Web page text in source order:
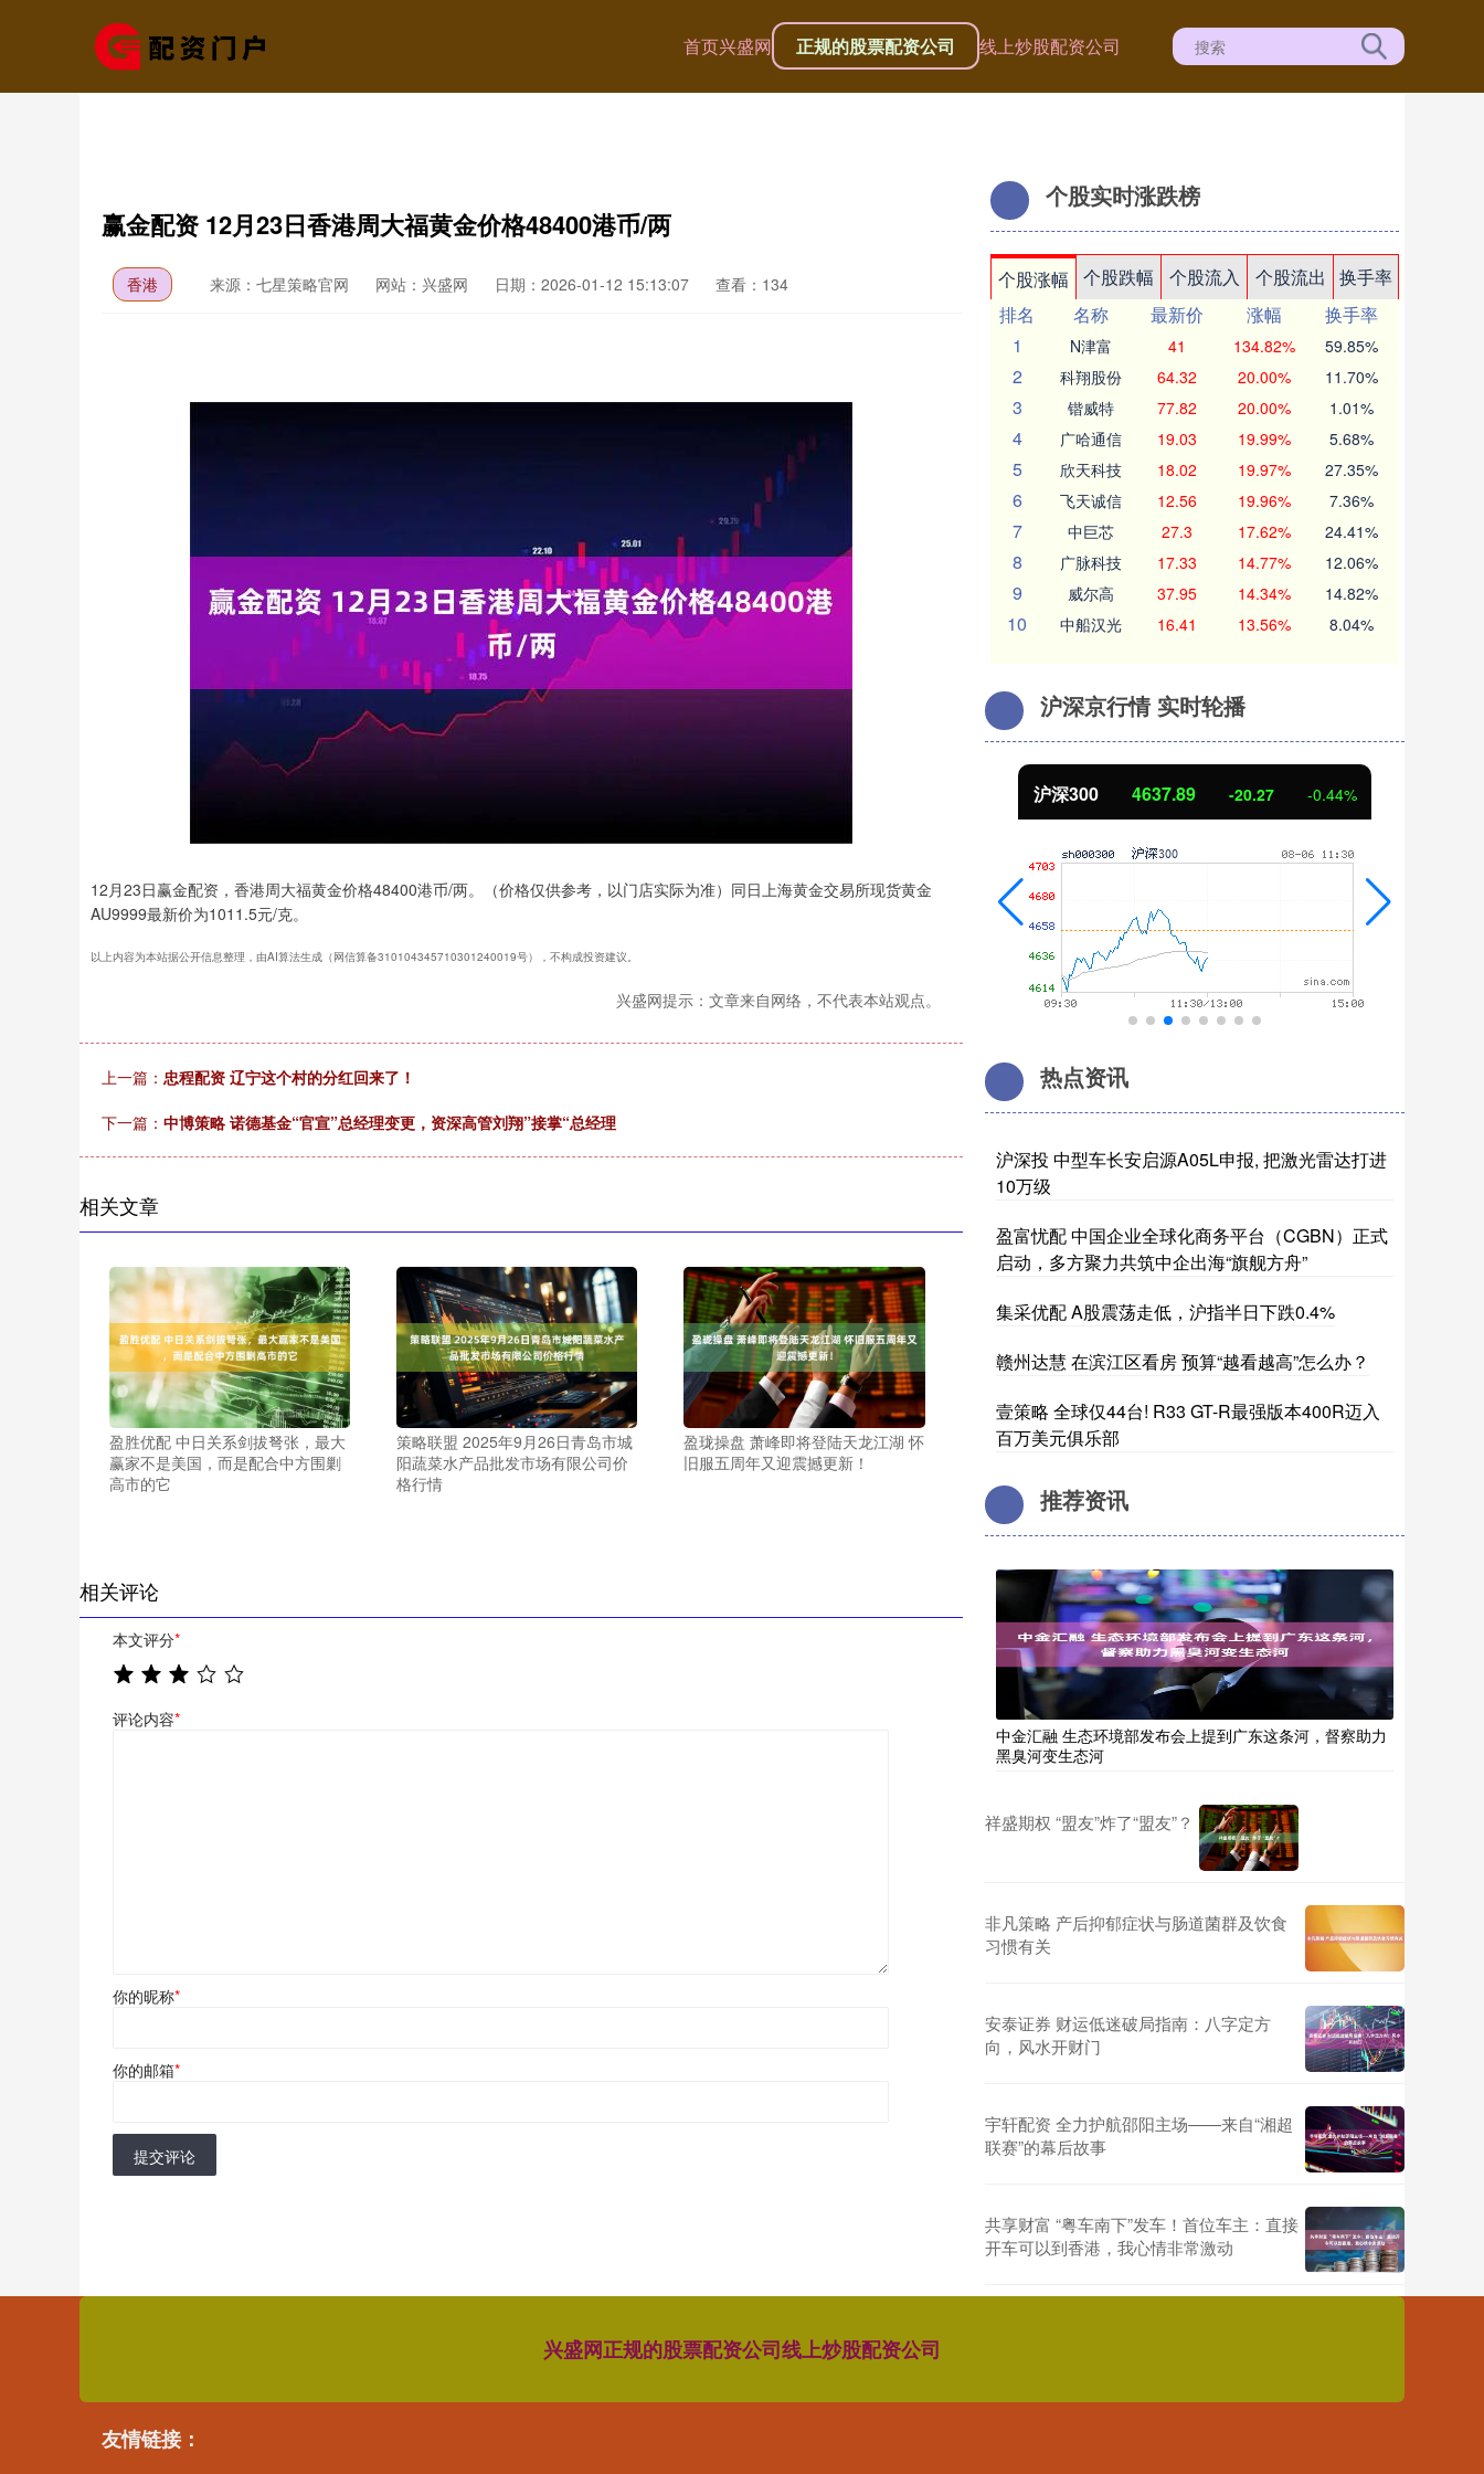
首页兴盛网 正规的股票配资公司 线上炒股配资公司
赢金配资 12月23日香港周大福黄金价格48400港币/两
香港 来源：七星策略官网 网站：兴盛网 日期：2026-01-12 15:13:07 查看：134
12月23日赢金配资，香港周大福黄金价格48400港币/两。（价格仅供参考，以门店实际为准）同日上海黄金交易所现货黄金
AU9999最新价为1011.5元/克。
以上内容为本站据公开信息整理，由AI算法生成（网信算备310104345710301240019号），不构成投资建议。
兴盛网提示：文章来自网络，不代表本站观点。
上一篇： 忠程配资 辽宁这个村的分红回来了！
下一篇： 中博策略 诺德基金“官宣”总经理变更，资深高管刘翔”接掌“总经理
相关文章
盈胜优配 中日关系剑拔弩张，最大
赢家不是美国，而是配合中方围剿
高市的它
策略联盟 2025年9月26日青岛市城
阳蔬菜水产品批发市场有限公司价
格行情
盈珑操盘 萧峰即将登陆天龙江湖 怀
旧服五周年又迎震撼更新！
相关评论
本文评分*
评论内容*
你的昵称*
你的邮箱*
提交评论
个股实时涨跌榜
个股涨幅 个股跌幅 个股流入 个股流出
换手率
排名
名称 最新价 涨幅
换手率
1
N津富 41 134.82% 59.85%
2 科翔股份 64.32 20.00% 11.70%
3 锴威特 77.82 20.00% 1.01%
4 广哈通信 19.03 19.99% 5.68%
5 欣天科技 18.02 19.97% 27.35%
6 飞天诚信 12.56 19.96% 7.36%
7 中巨芯 27.3 17.62% 24.41%
8 广脉科技 17.33 14.77% 12.06%
9 威尔高 37.95 14.34% 14.82%
10 中船汉光 16.41 13.56% 8.04%
沪深京行情 实时轮播
沪深300 4637.89 -20.27 -0.44%
热点资讯
沪深投 中型车长安启源A05L申报, 把激光雷达打进
10万级
盈富忧配 中国企业全球化商务平台（CGBN）正式
启动，多方聚力共筑中企出海“旗舰方舟”
集采优配 A股震荡走低，沪指半日下跌0.4%
赣州达慧 在滨江区看房 预算“越看越高”怎么办？
壹策略 全球仅44台! R33 GT-R最强版本400R迈入
百万美元俱乐部
推荐资讯
中金汇融 生态环境部发布会上提到广东这条河，督察助力
黑臭河变生态河
祥盛期权 “盟友”炸了“盟友”？
非凡策略 产后抑郁症状与肠道菌群及饮食
习惯有关
安泰证券 财运低迷破局指南：八字定方
向，风水开财门
宇轩配资 全力护航邵阳主场——来自“湘超
联赛”的幕后故事
共享财富 “粤车南下”发车！首位车主：直接
开车可以到香港，我心情非常激动
兴盛网正规的股票配资公司线上炒股配资公司
友情链接：